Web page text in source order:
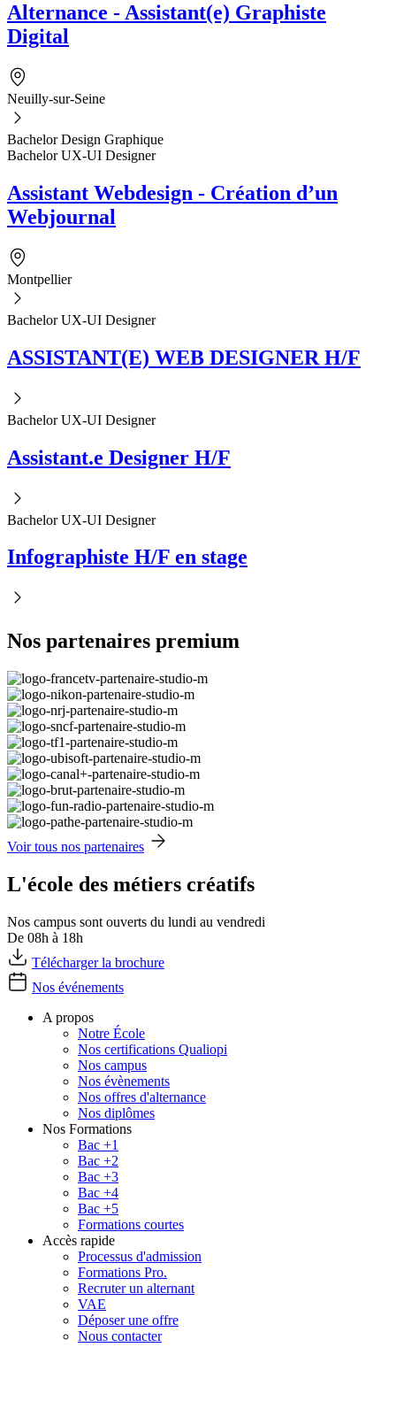
Alternance - Assistant(e) Graphiste
Digital
Neuilly-sur-Seine
Bachelor Design Graphique
Bachelor UX-UI Designer
Assistant Webdesign - Création d’un
Webjournal
Montpellier
Bachelor UX-UI Designer
ASSISTANT(E) WEB DESIGNER H/F
Bachelor UX-UI Designer
Assistant.e Designer H/F
Bachelor UX-UI Designer
Infographiste H/F en stage
Nos partenaires premium
Voir tous nos partenaires
L'école des métiers créatifs
Nos campus sont ouverts du lundi au vendredi
De 08h à 18h
Télécharger la brochure
Nos événements
A propos
Notre École
Nos certifications Qualiopi
Nos campus
Nos évènements
Nos offres d'alternance
Nos diplômes
Nos Formations
Bac +1
Bac +2
Bac +3
Bac +4
Bac +5
Formations courtes
Accès rapide
Processus d'admission
Formations Pro.
Recruter un alternant
VAE
Déposer une offre
Nous contacter